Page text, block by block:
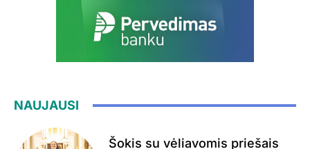
NAUJAUSI
Šokis su vėliavomis priešais